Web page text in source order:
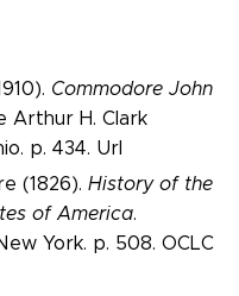
Commodore John
Arthur H. Clark
p. 434. Url
(1826). History of the
of America.
York. p. 508. OCLC